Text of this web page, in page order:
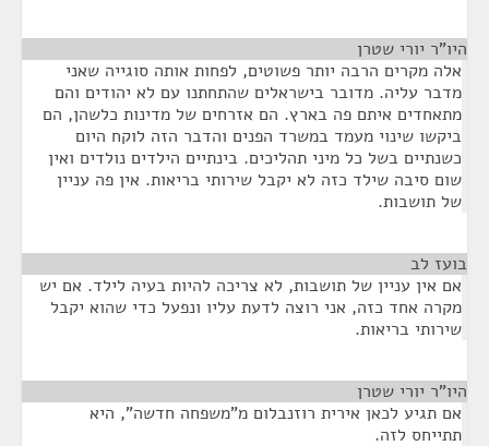
היו"ר יורי שטרן
אלה מקרים הרבה יותר פשוטים, לפחות אותה סוגייה שאני
מדבר עליה. מדובר בישראלים שהתחתנו עם לא יהודים והם
מתאחדים איתם פה בארץ. הם אזרחים של מדינות כלשהן, הם
ביקשו שינוי מעמד במשרד הפנים והדבר הזה לוקח היום
כשנתיים בשל כל מיני תהליכים. בינתיים הילדים נולדים ואין
שום סיבה שילד כזה לא יקבל שירותי בריאות. אין פה עניין
של תושבות.
בועז לב
אם אין עניין של תושבות, לא צריכה להיות בעיה לילד. אם יש
מקרה אחד כזה, אני רוצה לדעת עליו ונפעל כדי שהוא יקבל
שירותי בריאות.
היו"ר יורי שטרן
אם תגיע לכאן אירית רוזנבלום מ"משפחה חדשה", היא
תתייחס לזה.